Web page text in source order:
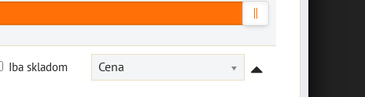
Cena
Iba skladom